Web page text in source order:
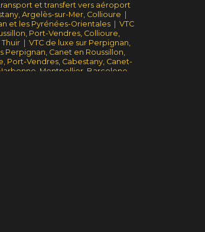
et transfert vers aéroport
Argelès-sur-Mer, Collioure
et les Pyrénées-Orientales
VTC
Port-Vendres, Collioure,
VTC de luxe sur Perpignan,
Perpignan, Canet en Roussillon,
Port-Vendres, Cabestany, Canet-
Montpellier, Barcelone,